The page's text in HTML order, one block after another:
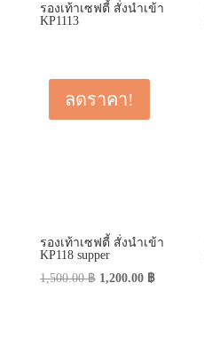
รองเท้าเซฟตี้ สั่งนำเข้า
KP1113
ลดราคา!
รองเท้าเซฟตี้ สั่งนำเข้า
KP118 supper
1,500.00฿ Original
1,200.00 ฿Current